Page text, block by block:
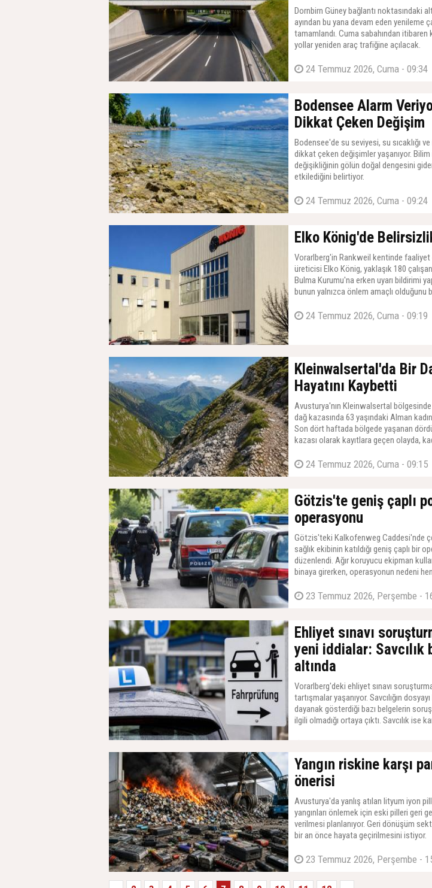
Dornbirn Güney bağlantı noktasındaki
ayından bu yana devam eden yenileme
tamamlandı. Cuma sabahından itibaren
yollar yeniden araç trafiğine açılacak.
24 Temmuz 2026, Cuma - 09:34
Bodensee Alarm
Dikkat Çeken Değişim
Bodensee'de su seviyesi, su sıcaklığı
dikkat çeken değişimler yaşanıyor. Bilim
değişikliğinin gölün doğal dengesini
etkilediğini belirtiyor.
24 Temmuz 2026, Cuma - 09:24
Elko König'de
Vorarlberg'in Rankweil kentinde
üreticisi Elko König, yaklaşık 180
Bulma Kurumu'na erken uyarı bildirimi
bunun yalnızca önlem amaçlı olduğunu
24 Temmuz 2026, Cuma - 09:19
Kleinwalsertal'da Bir
Hayatını Kaybetti
Avusturya'nın Kleinwalsertal
dağ kazasında 63 yaşındaki Alman
Son dört haftada bölgede yaşanan
kazası olarak kayıtlara geçen olayda,
24 Temmuz 2026, Cuma - 09:15
Götzis'te geniş çaplı
operasyonu
Götzis'teki Kalkofenweg Caddesi'nde
sağlık ekibinin katıldığı geniş çaplı bir
düzenlendi. Ağır koruyucu ekipman
binaya girerken, operasyonun nedeni
23 Temmuz 2026, Perşembe -
Ehliyet sınavı
yeni iddialar: Savcılık
altında
Vorarlberg'deki ehliyet sınavı
tartışmalar yaşanıyor. Savcılığın
dayanak gösterdiği bazı belgelerin
ilgili olmadığı ortaya çıktı. Savcılık ise
Yangın riskine karşı
önerisi
Avusturya'da yanlış atılan lityum iyon
yangınları önlemek için eski pilleri geri
verilmesi planlanıyor. Geri dönüşüm
bir an önce hayata geçirilmesini istiyor.
23 Temmuz 2026, Perşembe -